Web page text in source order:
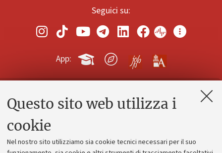
Questo sito web utilizza i
cookie
Nel nostro sito utilizziamo sia cookie tecnici necessari per il suo
Seguici su:
App:
Contatti e PEC
Alumni community